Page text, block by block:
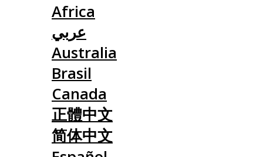
Africa
عربي
Australia
Brasil
Canada
正體中文
简体中文